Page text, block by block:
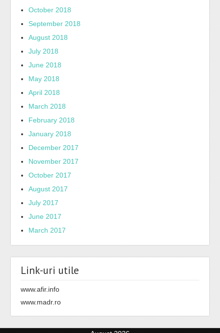
October 2018
September 2018
August 2018
July 2018
June 2018
May 2018
April 2018
March 2018
February 2018
January 2018
December 2017
November 2017
October 2017
August 2017
July 2017
June 2017
March 2017
Link-uri utile
www.afir.info
www.madr.ro